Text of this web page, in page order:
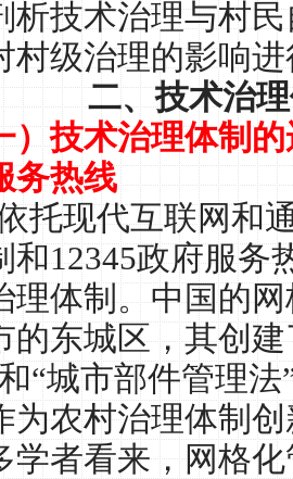
析技术治理与村
村级治理的影响
二、技术治
）技术治理体制
务热线
托现代互联网和
和12345政府服务
理体制。中国的
的东城区，其创
“城市部件管理
为农村治理体制
学者看来，网格